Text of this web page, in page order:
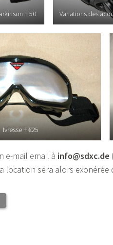
+ 50 Variations des
Ivresse + €25
e-mail email à info@sdxc.de
location sera alors exonérée